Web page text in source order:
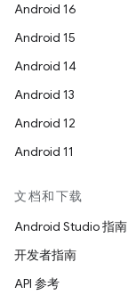
Android 16
Android 15
Android 14
Android 13
Android 12
Android 11
文档和下载
Android Studio 指南
开发者指南
API 参考